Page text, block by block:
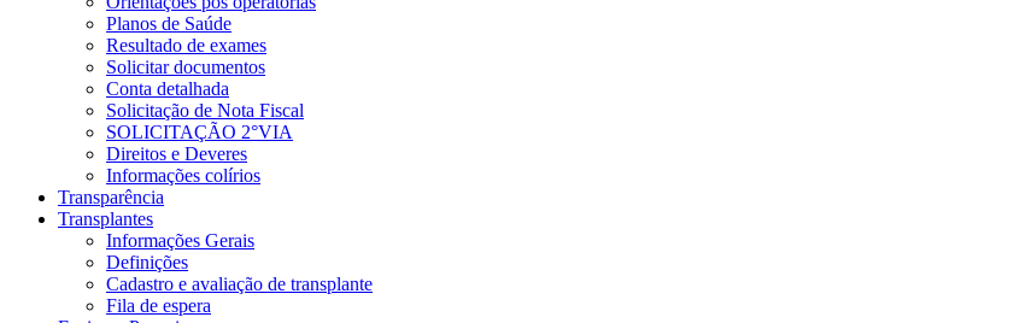
Planos de Saúde
Resultado de exames
Solicitar documentos
Conta detalhada
Solicitação de Nota Fiscal
SOLICITAÇÃO 2°VIA
Direitos e Deveres
Informações colírios
Transparência
Transplantes
Informações Gerais
Definições
Cadastro e avaliação de transplante
Fila de espera